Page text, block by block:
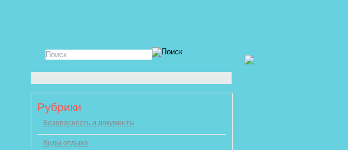
Рубрики
Безопасность и документы
Виды отдыха